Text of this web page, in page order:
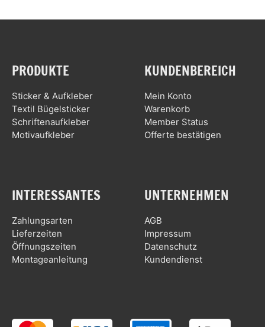
PRODUKTE
Sticker & Aufkleber
Textil Bügelsticker
Schriftenaufkleber
Motivaufkleber
KUNDENBEREICH
Mein Konto
Warenkorb
Member Status
Offerte bestätigen
INTERESSANTES
Zahlungsarten
Lieferzeiten
Öffnungszeiten
Montageanleitung
UNTERNEHMEN
AGB
Impressum
Datenschutz
Kundendienst